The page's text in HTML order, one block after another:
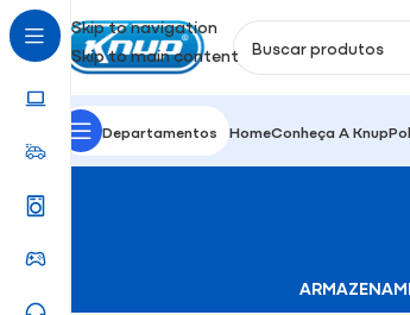
Skip to navigation
Skip to main content
Departamentos HomeConheça A Knup